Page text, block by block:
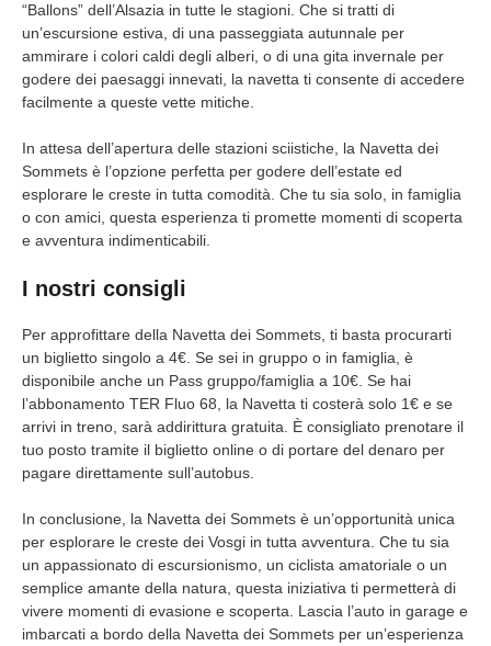
“Ballons” dell’Alsazia in tutte le stagioni. Che si tratti di
un’escursione estiva, di una passeggiata autunnale per
ammirare i colori caldi degli alberi, o di una gita invernale per
godere dei paesaggi innevati, la navetta ti consente di accedere
facilmente a queste vette mitiche.
In attesa dell’apertura delle stazioni sciistiche, la Navetta dei
Sommets è l’opzione perfetta per godere dell’estate ed
esplorare le creste in tutta comodità. Che tu sia solo, in famiglia
o con amici, questa esperienza ti promette momenti di scoperta
e avventura indimenticabili.
I nostri consigli
Per approfittare della Navetta dei Sommets, ti basta procurarti
un biglietto singolo a 4€. Se sei in gruppo o in famiglia, è
disponibile anche un Pass gruppo/famiglia a 10€. Se hai
l’abbonamento TER Fluo 68, la Navetta ti costerà solo 1€ e se
arrivi in treno, sarà addirittura gratuita. È consigliato prenotare il
tuo posto tramite il biglietto online o di portare del denaro per
pagare direttamente sull’autobus.
In conclusione, la Navetta dei Sommets è un’opportunità unica
per esplorare le creste dei Vosgi in tutta avventura. Che tu sia
un appassionato di escursionismo, un ciclista amatoriale o un
semplice amante della natura, questa iniziativa ti permetterà di
vivere momenti di evasione e scoperta. Lascia l’auto in garage e
imbarcati a bordo della Navetta dei Sommets per un’esperienza